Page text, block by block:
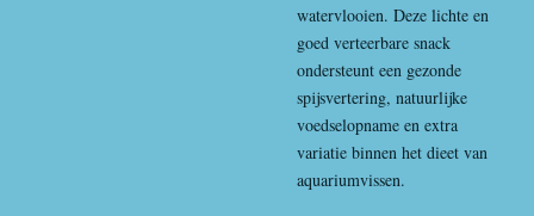
watervlooien. Deze lichte en
goed verteerbare snack
ondersteunt een gezonde
spijsvertering, natuurlijke
voedselopname en extra
variatie binnen het dieet van
aquariumvissen.